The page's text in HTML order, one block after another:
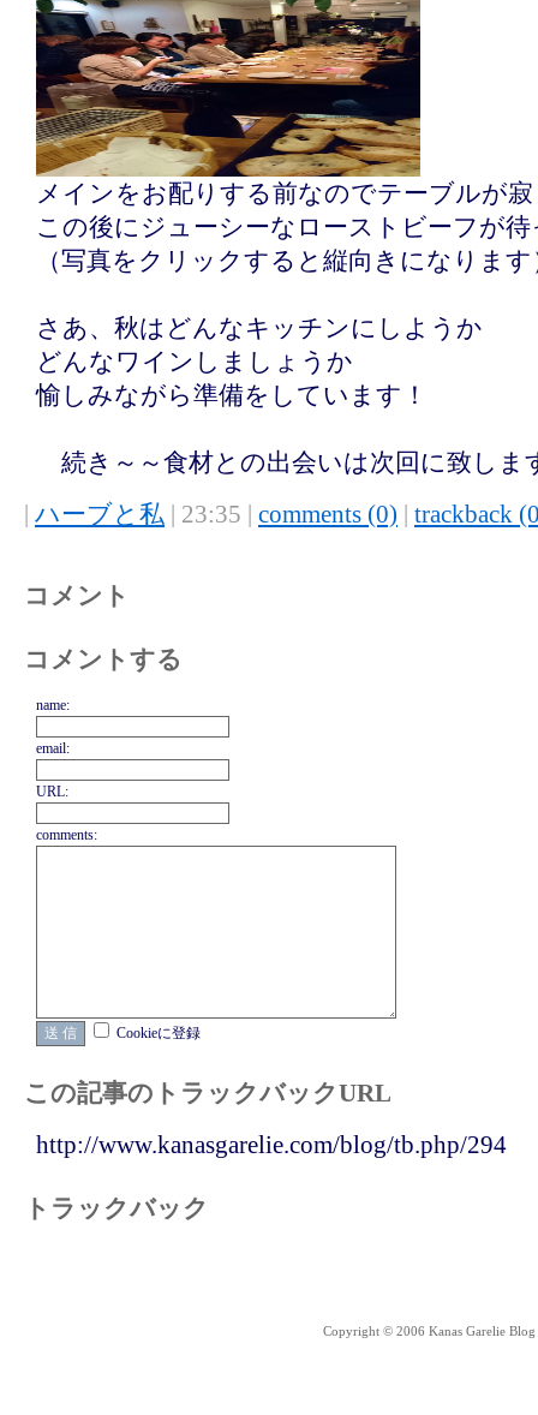
メインをお配りする前なのでテーブルが
この後にジューシーなローストビーフが
（写真をクリックすると縦向きになります
さあ、秋はどんなキッチンにしようか
どんなワインしましょうか
愉しみながら準備をしています！
続き～～食材との出会いは次回に致しま
ハーブと私 | 23:35 | comments (0) trackback
コメント
コメントする
name:
email:
URL:
comments:
Cookieに登録
この記事のトラックバックURL
http://www.kanasgarelie.com/blog/tb.php/294
トラックバック
Copyright © 2006 Kanas Garelie